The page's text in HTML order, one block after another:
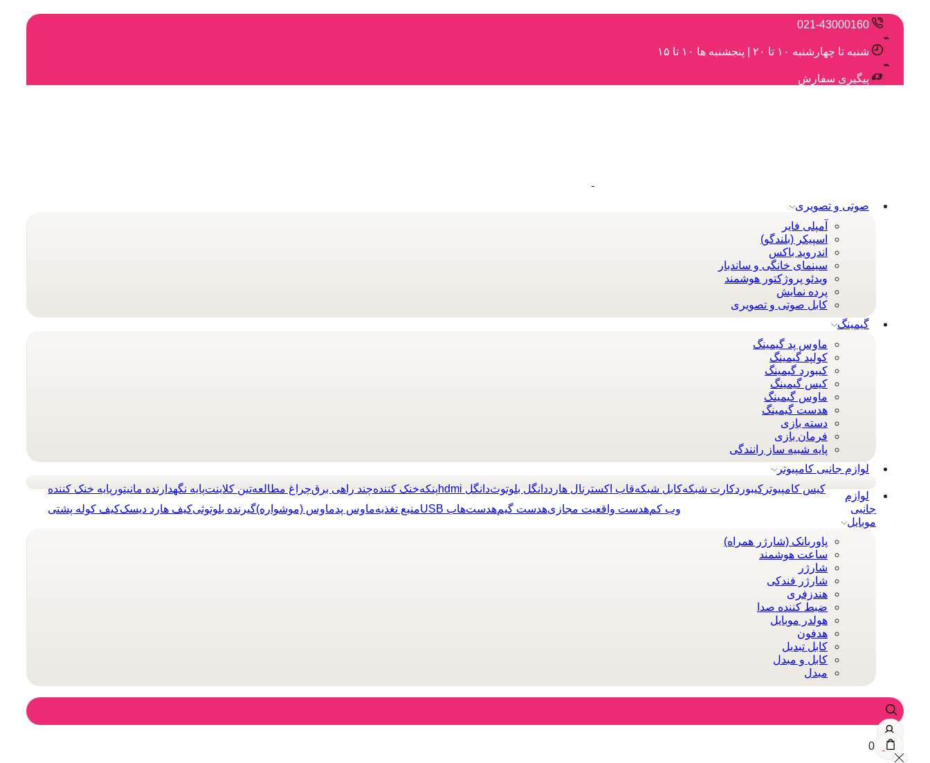
021-43000160
شنبه تا چهارشنبه ۱۰ تا ۲۰ | پنجشنبه ها ۱۰ تا ۱۵
پیگیری سفارش
صوتی و تصویری
آمپلی فایر
اسپیکر (بلندگو)
اندروید باکس
سینمای خانگی و ساندبار
ویدئو پروژکتور هوشمند
پرده نمایش
کابل صوتی و تصویری
گیمینگ
ماوس پد گیمینگ
کولپد گیمینگ
کیبورد گیمینگ
کیس گیمینگ
ماوس گیمینگ
هدست گیمینگ
دسته بازی
فرمان بازی
پایه شبیه ساز رانندگی
لوازم جانبی کامپیوتر
پایه خنک کنندهپایه نگهدارنده مانیتورتین کلاینتچراغ مطالعهچند راهی برقخنک کنندهپنکه دانگل hdmiدانگل بلوتوثقاب اکسترنال هاردکابل شبکهکارت شبکهکيبوردکیس کامپیوتر
کیف کوله پشتیکیف هارد دیسکگیرنده بلوتوثیماوس (موشواره)ماوس پدمنبع تغذیه هاب USBهدستهدست گیمهدست واقعیت مجازیوب کم
لوازم
جانبی
موبایل
پاوربانک (شارژر همراه)
ساعت هوشمند
شارژر
شارژر فندکی
هندزفری
ضبط کننده صدا
هولدر موبایل
هدفون
کابل تبدیل
کابل و مبدل
مبدل
0